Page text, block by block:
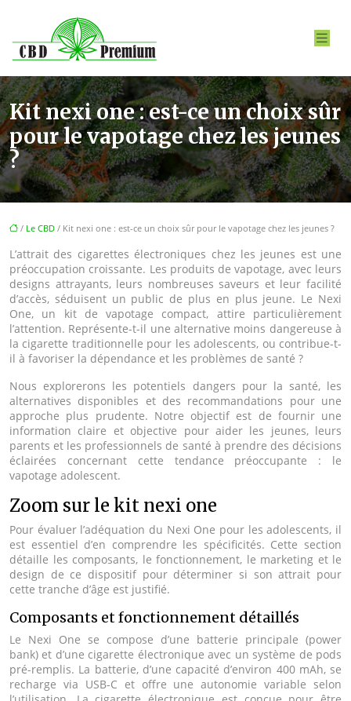
Kit nexi one : est-ce un choix sûr
pour le vapotage chez les jeunes
?
/ Le CBD / Kit nexi one : est-ce un choix sûr pour le vapotage chez les jeunes ?
L’attrait des cigarettes électroniques chez les jeunes est une
préoccupation croissante. Les produits de vapotage, avec leurs
designs attrayants, leurs nombreuses saveurs et leur facilité
d’accès, séduisent un public de plus en plus jeune. Le Nexi
One, un kit de vapotage compact, attire particulièrement
l’attention. Représente-t-il une alternative moins dangereuse à
la cigarette traditionnelle pour les adolescents, ou contribue-t-
il à favoriser la dépendance et les problèmes de santé ?
Nous explorerons les potentiels dangers pour la santé, les
alternatives disponibles et des recommandations pour une
approche plus prudente. Notre objectif est de fournir une
information claire et objective pour aider les jeunes, leurs
parents et les professionnels de santé à prendre des décisions
éclairées concernant cette tendance préoccupante : le
vapotage adolescent.
Zoom sur le kit nexi one
Pour évaluer l’adéquation du Nexi One pour les adolescents, il
est essentiel d’en comprendre les spécificités. Cette section
détaille les composants, le fonctionnement, le marketing et le
design de ce dispositif pour déterminer si son attrait pour
cette tranche d’âge est justifié.
Composants et fonctionnement détaillés
Le Nexi One se compose d’une batterie principale (power
bank) et d’une cigarette électronique avec un système de pods
pré-remplis. La batterie, d’une capacité d’environ 400 mAh, se
recharge via USB-C et offre une autonomie variable selon